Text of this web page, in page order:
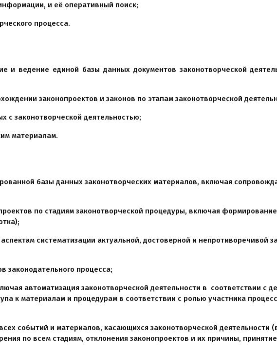
и её оперативный поиск;
процесса.
и ведение единой базы данных документов законотворческой
законопроектов и законов по этапам законотворческой
с законотворческой деятельностью;
материалам.
базы данных законотворческих материалов, включая
по стадиям законотворческой процедуры, включая
систематизации актуальной, достоверной и непротиворечивой
законодательного процесса;
автоматизация законотворческой деятельности в соответствии с
к материалам и процедурам в соответствии с ролью участника
событий и материалов, касающихся законотворческой деятельности
по всем стадиям, отклонения законопроектов и их причины,